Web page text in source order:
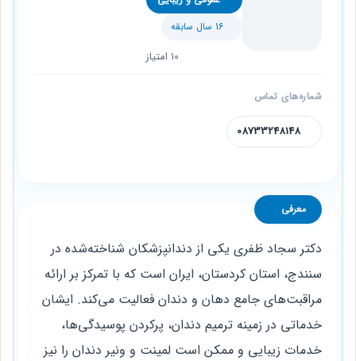
16 سال سابقه
10 امتیاز
شماره‌های تماس
08733248148
معرفی
دکتر سجاد ظفری یکی از دندانپزشکان شناخته‌شده در
سنندج، استان کردستان، ایران است که با تمرکز بر ارائه
مراقبت‌های جامع دهان و دندان فعالیت می‌کند. ایشان
خدماتی در زمینه ترمیم دندان، پرکردن پوسیدگی‌ها،
خدمات زیبایی و ممکن است لمینت و ونیر دندان را نیز